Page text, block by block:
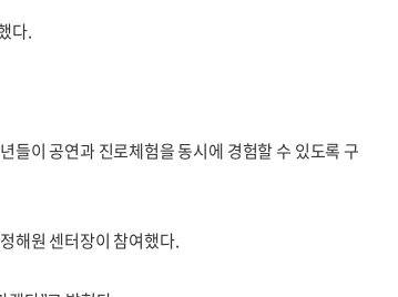
다.
이 공연과 진로체험을 동시에 경험할 수 있도록 구
해원 센터장이 참여했다.